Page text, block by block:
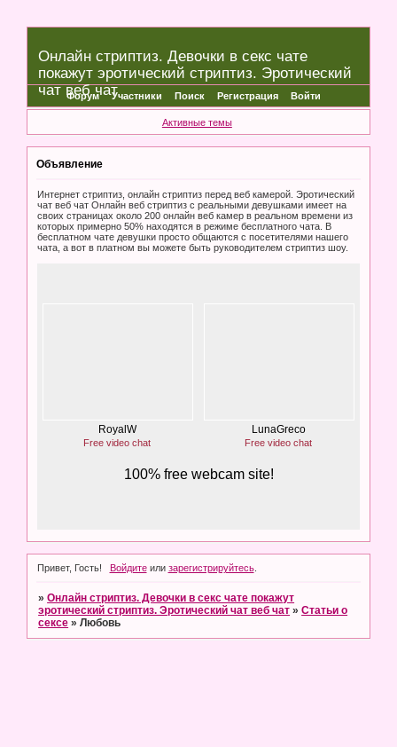
Онлайн стриптиз. Девочки в секс чате
покажут эротический стриптиз. Эротический
чат веб чат
Форум Участники Поиск Регистрация Войти
Активные темы
Объявление
Интернет стриптиз, онлайн стриптиз перед веб камерой. Эротический
чат веб чат Онлайн веб стриптиз с реальными девушками имеет на
своих страницах около 200 онлайн веб камер в реальном времени из
которых примерно 50% находятся в режиме бесплатного чата. В
бесплатном чате девушки просто общаются с посетителями нашего
чата, а вот в платном вы можете быть руководителем стриптиз шоу.
Привет, Гость! Войдитеили зарегистрируйтесь.
»Онлайн стриптиз. Девочки в секс чате покажут
эротический стриптиз. Эротический чат веб чат »Статьи о
сексе »Любовь